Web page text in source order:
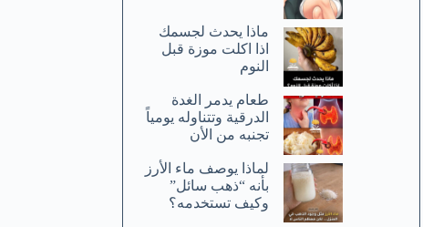
ماذا يحدث لجسمك
اذا اكلت موزة قبل
النوم
طعام يدمر الغدة
الدرقية وتتناوله يومياً
تجنبه من الأن
لماذا يوصف ماء الأرز
بأنه “ذهب سائل”
وكيف تستخدمه؟